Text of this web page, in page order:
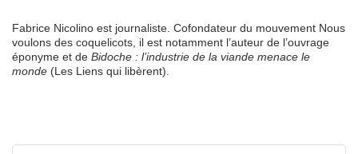
Fabrice Nicolino est journaliste. Cofondateur du mouvement Nous
voulons des coquelicots, il est notamment l’auteur de l’ouvrage
éponyme et de Bidoche : l’industrie de la viande menace le
monde (Les Liens qui libèrent).